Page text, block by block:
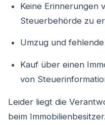
Keine Erinnerungen
Steuerbehörde zu
Umzug und
Kauf über einen
von
Leider liegt die
beim